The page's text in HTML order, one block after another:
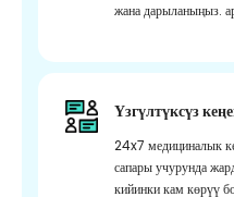
жана дарыланыңыз.
Үзгүлтүксүз
24x7 медициналык
сапары учурунда
кийинки кам көрүү